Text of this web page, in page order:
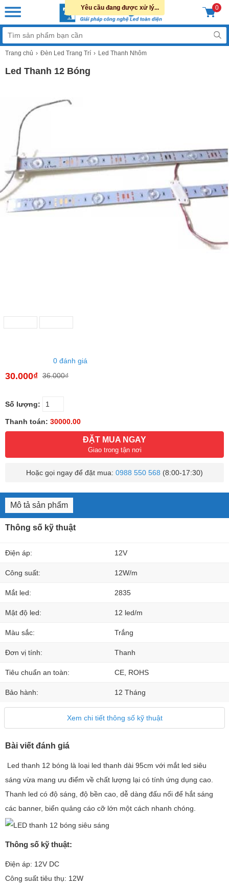
0
Trang chủ Đèn Led Trang Trí Led Thanh Nhôm
Led Thanh 12 Bóng
0 đánh giá
30.000₫ 36.000₫
Số lượng:
Thanh toán: 30000.00
ĐẶT MUA NGAY
Giao trong tận nơi
Hoặc gọi ngay để đặt mua: 0988 550 568 (8:00-17:30)
Mô tả sản phẩm
Thông số kỹ thuật
Điện áp: 12V
Công suất: 12W/m
Mắt led: 2835
Mật độ led: 12 led/m
Màu sắc: Trắng
Đơn vị tính: Thanh
Tiêu chuẩn an toàn: CE, ROHS
Bảo hành: 12 Tháng
Xem chi tiết thông số kỹ thuật
Bài viết đánh giá
Led thanh 12 bóng là loại led thanh dài 95cm với mắt led siêu
sáng vừa mang ưu điểm về chất lượng lại có tính ứng dụng cao.
Thanh led có độ sáng, độ bền cao, dễ dàng đấu nối để hắt sáng
các banner, biển quảng cáo cỡ lớn một cách nhanh chóng.
Thông số kỹ thuật:
Điện áp: 12V DC
Công suất tiêu thụ: 12W
Yêu cầu đang được xử lý...